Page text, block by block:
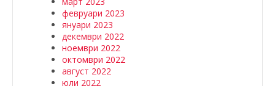
февруари 2023
януари 2023
декември 2022
ноември 2022
октомври 2022
август 2022
юли 2022